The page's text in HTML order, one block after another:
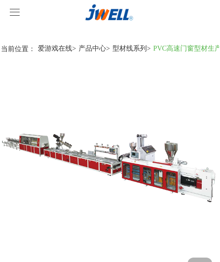
爱游戏在线
型材线系列
造粒线系列
客户视频
爱游戏在线
爱游戏在线
爱游戏在线-爱游戏在线(中国)
当前位置： 爱游戏在线> 产品中心> 型材线系列> PVC高速门窗型材生